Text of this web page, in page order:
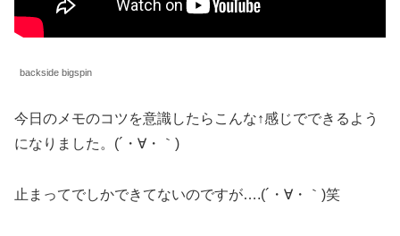
backside bigspin
今日のメモのコツを意識したらこんな↑感じでできるよう
になりました。(´・∀・｀)
止まってでしかできてないのですが….(´・∀・｀)笑